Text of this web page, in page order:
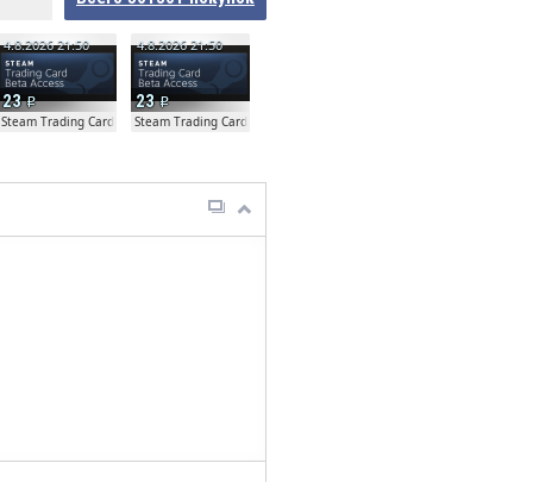
23
4.8.2026 21:50
Steam Trading Card Beta
23
4.8.2026 21:50
Steam Trading Card Beta